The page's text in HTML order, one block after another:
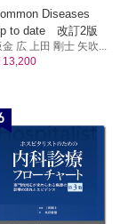
害が疑われた！
疑われた！
）による腎障害が疑
）による腎障害が疑
腎障害が疑われ
麻疹が疑わ
疹が疑われ
による薬疹が
疑われた！
Diseases
to date 改訂2版
金 広 上田 剛士 矢吹...
13,200